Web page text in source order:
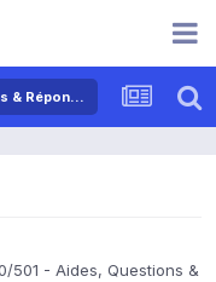
Acer Iconia Tab A500/501 - Aides, Questions & Réponses
501 - Aides, Questions &